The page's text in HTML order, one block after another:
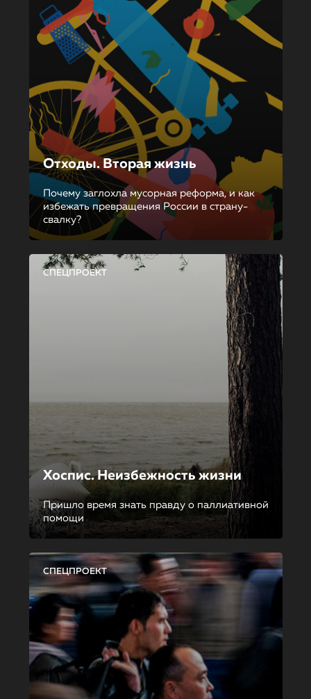
Отходы. Вторая жизнь
Почему заглохла мусорная реформа, и как
избежать превращения России в страну-
свалку?
СПЕЦПРОЕКТ
Хоспис. Неизбежность жизни
Пришло время знать правду о паллиативной
помощи
СПЕЦПРОЕКТ